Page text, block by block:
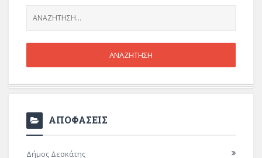
ΑΠΟΦΑΣΕΙΣ
Δήμος Δεσκάτης